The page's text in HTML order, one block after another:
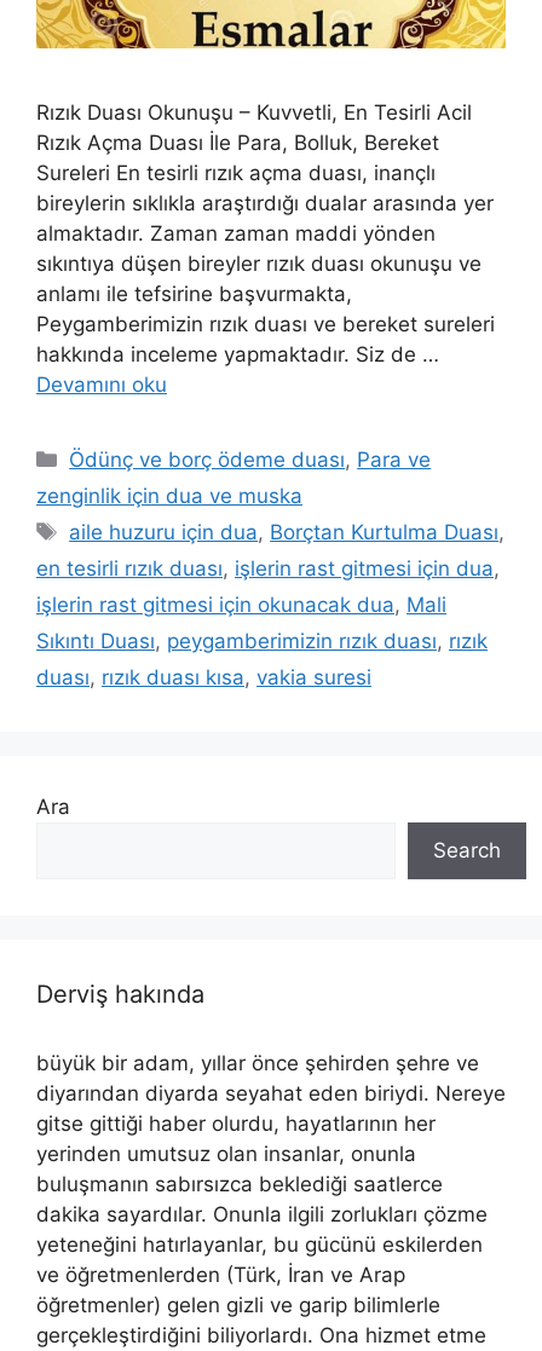
Rızık Duası Okunuşu – Kuvvetli, En Tesirli Acil
Rızık Açma Duası İle Para, Bolluk, Bereket
Sureleri En tesirli rızık açma duası, inançlı
bireylerin sıklıkla araştırdığı dualar arasında yer
almaktadır. Zaman zaman maddi yönden
sıkıntıya düşen bireyler rızık duası okunuşu ve
anlamı ile tefsirine başvurmakta,
Peygamberimizin rızık duası ve bereket sureleri
hakkında inceleme yapmaktadır. Siz de …
Devamını oku
Ödünç ve borç ödeme duası, Para ve
zenginlik için dua ve muska
aile huzuru için dua, Borçtan Kurtulma Duası,
en tesirli rızık duası, işlerin rast gitmesi için dua,
işlerin rast gitmesi için okunacak dua, Mali
Sıkıntı Duası, peygamberimizin rızık duası, rızık
duası, rızık duası kısa, vakia suresi
Ara
Search
Derviş hakında
büyük bir adam, yıllar önce şehirden şehre ve
diyarından diyarda seyahat eden biriydi. Nereye
gitse gittiği haber olurdu, hayatlarının her
yerinden umutsuz olan insanlar, onunla
buluşmanın sabırsızca beklediği saatlerce
dakika sayardılar. Onunla ilgili zorlukları çözme
yeteneğini hatırlayanlar, bu gücünü eskilerden
ve öğretmenlerden (Türk, İran ve Arap
öğretmenler) gelen gizli ve garip bilimlerle
gerçekleştirdiğini biliyorlardı. Ona hizmet etme